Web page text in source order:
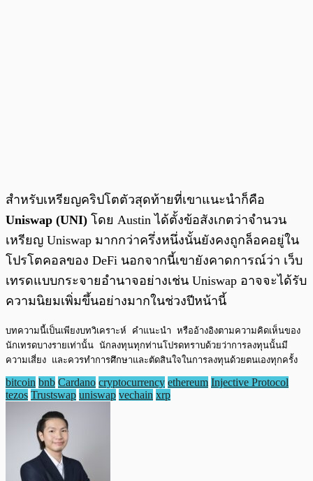
สำหรับเหรียญคริปโตตัวสุดท้ายที่เขาแนะนำก็คือ
Uniswap (UNI) โดย Austin ได้ตั้งข้อสังเกตว่าจำนวน
เหรียญ Uniswap มากกว่าครึ่งหนึ่งนั้นยังคงถูกล็อคอยู่ใน
โปรโตคอลของ DeFi นอกจากนี้เขายังคาดการณ์ว่า เว็บ
เทรดแบบกระจายอำนาจอย่างเช่น Uniswap อาจจะได้รับ
ความนิยมเพิ่มขึ้นอย่างมากในช่วงปีหน้านี้
บทความนี้เป็นเพียงบทวิเคราะห์ คำแนะนำ หรืออ้างอิงตามความคิดเห็นของ
นักเทรดบางรายเท่านั้น นักลงทุนทุกท่านโปรดทราบด้วยว่าการลงทุนนั้นมี
ความเสี่ยง และควรทำการศึกษาและตัดสินใจในการลงทุนด้วยตนเองทุกครั้ง
bitcoin bnb Cardano cryptocurrency ethereum Injective Protocol
tezos Trustswap uniswap vechain xrp